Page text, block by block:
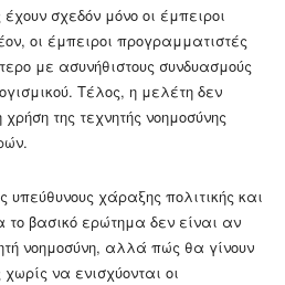
σχεδόν μόνο οι έμπειροι
οι έμπειροι προγραμματιστές
με ασυνήθιστους συνδυασμούς
Τέλος, η μελέτη δεν
της τεχνητής νοημοσύνης
υπεύθυνους χάραξης πολιτικής και
το βασικό ερώτημα δεν είναι αν
νοημοσύνη, αλλά πώς θα γίνουν
να ενισχύονται οι